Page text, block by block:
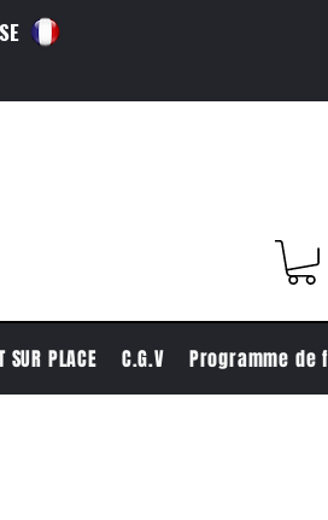
SUR PLACE C.G.V Programme de